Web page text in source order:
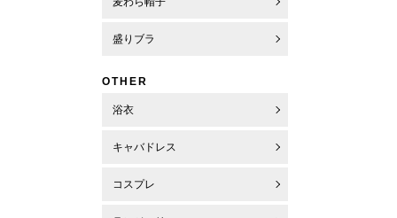
盛りブラ
OTHER
浴衣
キャバドレス
コスプレ